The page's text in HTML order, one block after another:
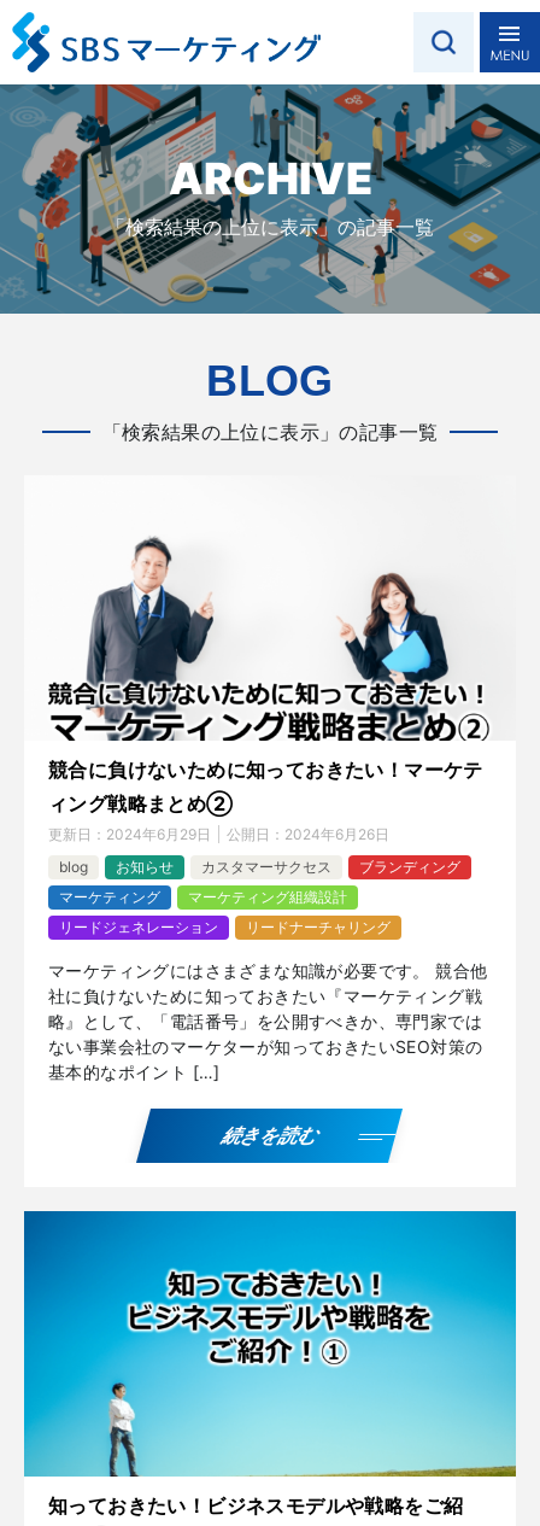
ARCHIVE
「検索結果の上位に表示」の記事一覧
BLOG
「検索結果の上位に表示」の記事一覧
競合に負けないために知っておきたい！マーケテ
ィング戦略まとめ②
更新日： 2024年6月29日 公開日： 2024年6月26日
blog
お知らせ カスタマーサクセス
ブランディング
マーケティング
マーケティング組織設計
リードジェネレーション
リードナーチャリング
マーケティングにはさまざまな知識が必要です。 競合他
社に負けないために知っておきたい『マーケティング戦
略』として、「電話番号」を公開すべきか、専門家では
ない事業会社のマーケターが知っておきたいSEO対策の
基本的なポイント […]
続きを読む
知っておきたい！ビジネスモデルや戦略をご紹